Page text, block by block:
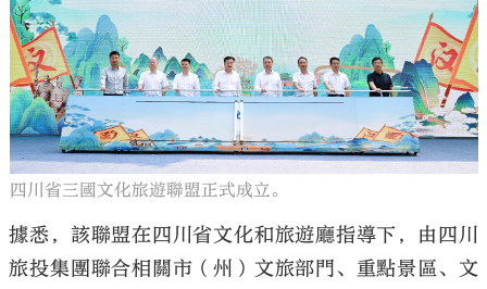
四川省三國文化旅遊聯盟正式成立。
據悉，該聯盟在四川省文化和旅遊廳指導下，由四川
旅投集團聯合相關市（州）文旅部門、重點景區、文